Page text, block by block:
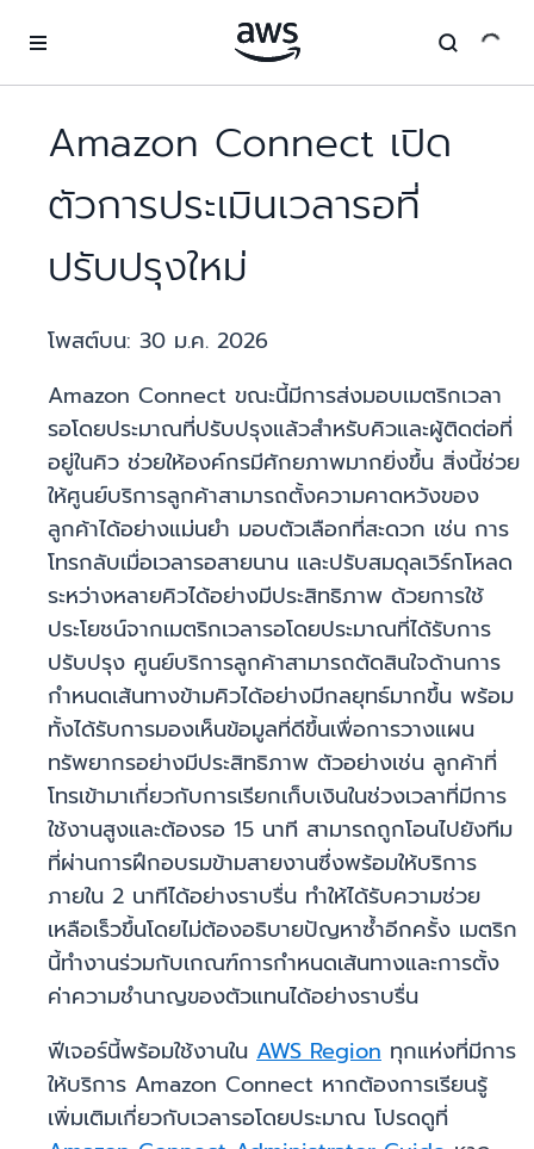
Amazon Connect เปิด
ตัวการประเมินเวลารอที่
ปรับปรุงใหม่
โพสต์บน: 30 ม.ค. 2026
Amazon Connect ขณะนี้มีการส่งมอบเมตริกเวลา
รอโดยประมาณที่ปรับปรุงแล้วสำหรับคิวและผู้ติดต่อที่
อยู่ในคิว ช่วยให้องค์กรมีศักยภาพมากยิ่งขึ้น สิ่งนี้ช่วย
ให้ศูนย์บริการลูกค้าสามารถตั้งความคาดหวังของ
ลูกค้าได้อย่างแม่นยำ มอบตัวเลือกที่สะดวก เช่น การ
โทรกลับเมื่อเวลารอสายนาน และปรับสมดุลเวิร์กโหลด
ระหว่างหลายคิวได้อย่างมีประสิทธิภาพ ด้วยการใช้
ประโยชน์จากเมตริกเวลารอโดยประมาณที่ได้รับการ
ปรับปรุง ศูนย์บริการลูกค้าสามารถตัดสินใจด้านการ
กำหนดเส้นทางข้ามคิวได้อย่างมีกลยุทธ์มากขึ้น พร้อม
ทั้งได้รับการมองเห็นข้อมูลที่ดีขึ้นเพื่อการวางแผน
ทรัพยากรอย่างมีประสิทธิภาพ ตัวอย่างเช่น ลูกค้าที่
โทรเข้ามาเกี่ยวกับการเรียกเก็บเงินในช่วงเวลาที่มีการ
ใช้งานสูงและต้องรอ 15 นาที สามารถถูกโอนไปยังทีม
ที่ผ่านการฝึกอบรมข้ามสายงานซึ่งพร้อมให้บริการ
ภายใน 2 นาทีได้อย่างราบรื่น ทำให้ได้รับความช่วย
เหลือเร็วขึ้นโดยไม่ต้องอธิบายปัญหาซ้ำอีกครั้ง เมตริก
นี้ทำงานร่วมกับเกณฑ์การกำหนดเส้นทางและการตั้ง
ค่าความชำนาญของตัวแทนได้อย่างราบรื่น
ฟีเจอร์นี้พร้อมใช้งานใน AWS Region ทุกแห่งที่มีการ
ให้บริการ Amazon Connect หากต้องการเรียนรู้
เพิ่มเติมเกี่ยวกับเวลารอโดยประมาณ โปรดดูที่